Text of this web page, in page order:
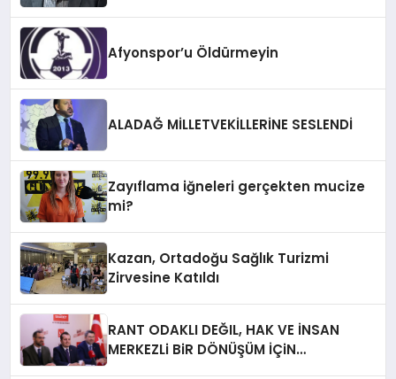
Afyonspor’u Öldürmeyin
ALADAĞ MİLLETVEKİLLERİNE SESLENDİ
Zayıflama iğneleri gerçekten mucize
mi?
Kazan, Ortadoğu Sağlık Turizmi
Zirvesine Katıldı
RANT ODAKLI DEĞIL, HAK VE İNSAN
MERKEZLi BiR DÖNÜŞÜM İÇiN